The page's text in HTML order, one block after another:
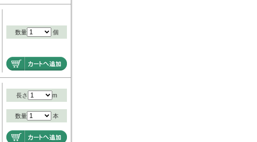
数量 個
長さ m
数量 本